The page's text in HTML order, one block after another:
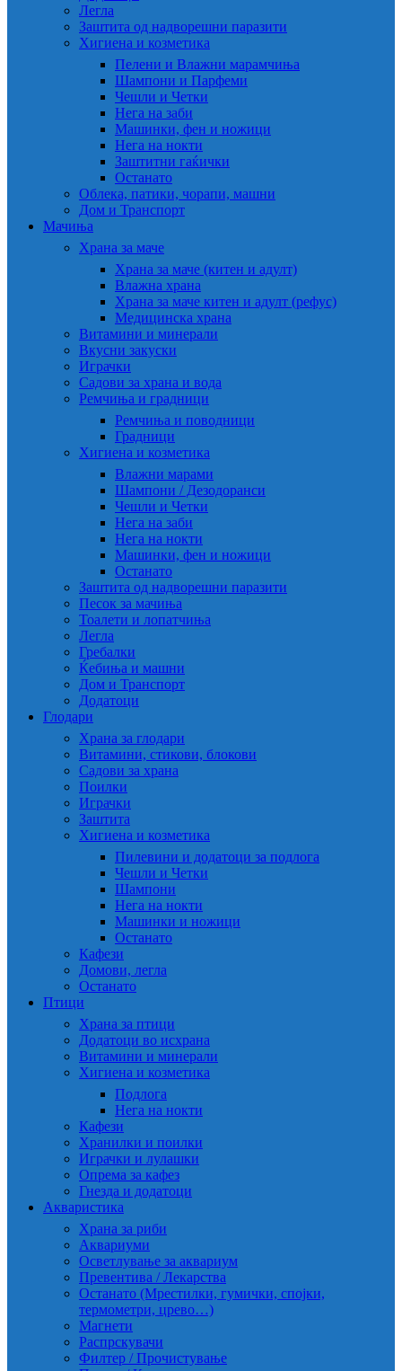
Легла
Заштита од надворешни паразити
Хигиена и козметика
Пелени и Влажни марамчиња
Шампони и Парфеми
Чешли и Четки
Нега на заби
Машинки, фен и ножици
Нега на нокти
Заштитни гаќички
Останато
Облека, патики, чорапи, машни
Дом и Транспорт
Мачиња
Храна за маче
Храна за маче (китен и адулт)
Влажна храна
Храна за маче китен и адулт (рефус)
Медицинска храна
Витамини и минерали
Вкусни закуски
Играчки
Садови за храна и вода
Ремчиња и градници
Ремчиња и поводници
Градници
Хигиена и козметика
Влажни марами
Шампони / Дезодоранси
Чешли и Четки
Нега на заби
Нега на нокти
Машинки, фен и ножици
Останато
Заштита од надворешни паразити
Песок за мачиња
Тоалети и лопатчиња
Легла
Гребалки
Ќебиња и машни
Дом и Транспорт
Додатоци
Глодари
Храна за глодари
Витамини, стикови, блокови
Садови за храна
Поилки
Играчки
Заштита
Хигиена и козметика
Пилевини и додатоци за подлога
Чешли и Четки
Шампони
Нега на нокти
Машинки и ножици
Останато
Кафези
Домови, легла
Останато
Птици
Храна за птици
Додатоци во исхрана
Витамини и минерали
Хигиена и козметика
Подлога
Нега на нокти
Кафези
Хранилки и поилки
Играчки и лулашки
Опрема за кафез
Гнезда и додатоци
Акваристика
Храна за риби
Аквариуми
Осветлување за аквариум
Превентива / Лекарства
Останато (Мрестилки, гумички, спојки,
термометри, црево…)
Магнети
Распрскувачи
Филтер / Прочистување